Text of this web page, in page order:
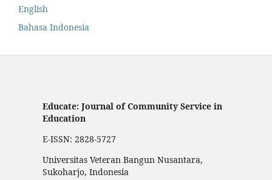
English
Bahasa Indonesia
Educate: Journal of Community Service in
Education
E-ISSN: 2828-5727
Universitas Veteran Bangun Nusantara,
Sukoharjo, Indonesia